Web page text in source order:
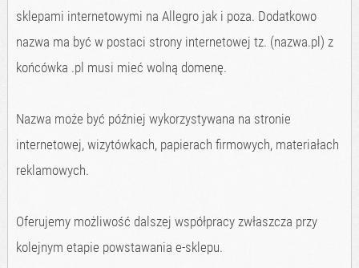
sklepami internetowymi na Allegro jak i poza. Dodatkowo
nazwa ma być w postaci strony internetowej tz. (nazwa.pl) z
końcówka .pl musi mieć wolną domenę.
Nazwa może być później wykorzystywana na stronie
internetowej, wizytówkach, papierach firmowych, materiałach
reklamowych.
Oferujemy możliwość dalszej współpracy zwłaszcza przy
kolejnym etapie powstawania e-sklepu.